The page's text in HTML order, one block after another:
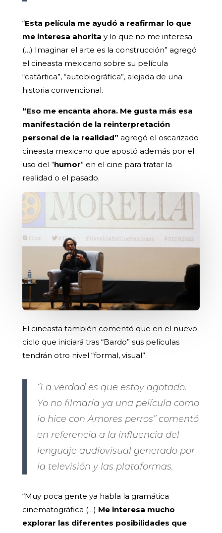
“Esta película me ayudó a reafirmar lo que
me interesa ahorita y lo que no me interesa
(…) Imaginar el arte es la construcción” agregó
el cineasta mexicano sobre su película
“catártica”, “autobiográfica”, alejada de una
historia convencional.
“Eso me encanta ahora. Me gusta más esa
manifestación de la reinterpretación
personal de la realidad” agregó el oscarizado
cineasta mexicano que apostó además por el
uso del “humor” en el cine para tratar la
realidad o el pasado.
El cineasta también comentó que en el nuevo
ciclo que iniciará tras “Bardo” sus películas
tendrán otro nivel “formal, visual”.
“La verdad es que estoy agotado.
Yo no filmaría ya una película como
lo hice con Amores perros” comentó
en referencia a la influencia del
lenguaje audiovisual generado por
la televisión y las plataformas.
“Muy poca gente ya habla la gramática
cinematográfica (…) Me interesa mucho
explorar las diferentes posibilidades que